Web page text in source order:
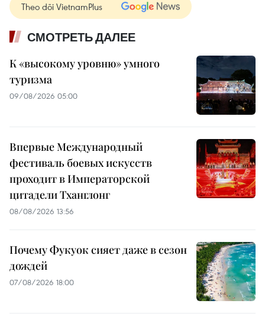
Theo dõi VietnamPlus
СМОТРЕТЬ ДАЛЕЕ
К «высокому уровню» умного
туризма
09/08/2026 05:00
Впервые Международный
фестиваль боевых искусств
проходит в Императорской
цитадели Тханглонг
08/08/2026 13:56
Почему Фукуок сияет даже в сезон
дождей
07/08/2026 18:00